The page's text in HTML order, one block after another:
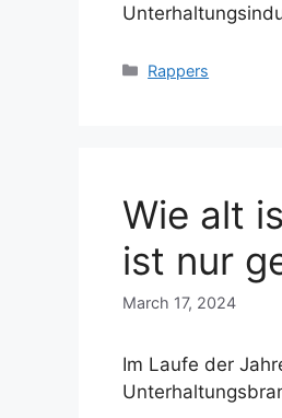
Categories
Rappers
Wie alt
ist nur
March 17, 2024
Im Laufe der